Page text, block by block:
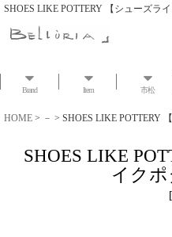
SHOES LIKE POTTERY 【シューズライ
Brand Item 市松
HOME > － > SHOES LIKE POTTERY
SHOES LIKE
イクポ
[